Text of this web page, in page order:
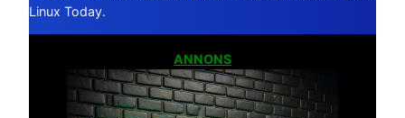
Linux Today.
ANNONS